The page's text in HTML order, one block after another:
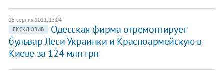
25 серпня 2011, 13:04
ЕКСКЛЮЗИВ
Одесская фирма отремонтирует
бульвар Леси Украинки и Красноармейскую в
Киеве за 124 млн грн